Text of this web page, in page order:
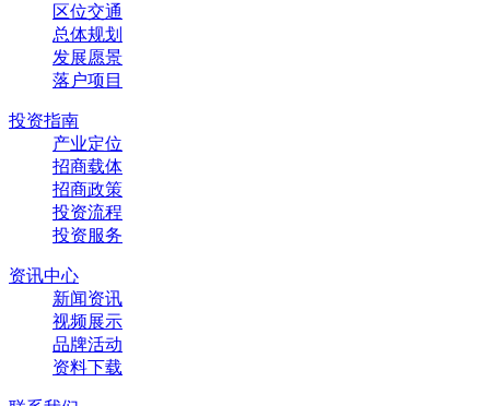
区位交通
总体规划
发展愿景
落户项目
投资指南
产业定位
招商载体
招商政策
投资流程
投资服务
资讯中心
新闻资讯
视频展示
品牌活动
资料下载